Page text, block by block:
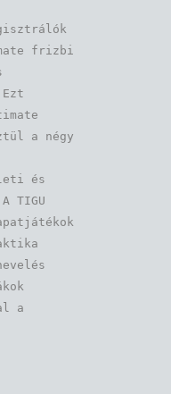
frizbi
a négy
és
TIGU
a